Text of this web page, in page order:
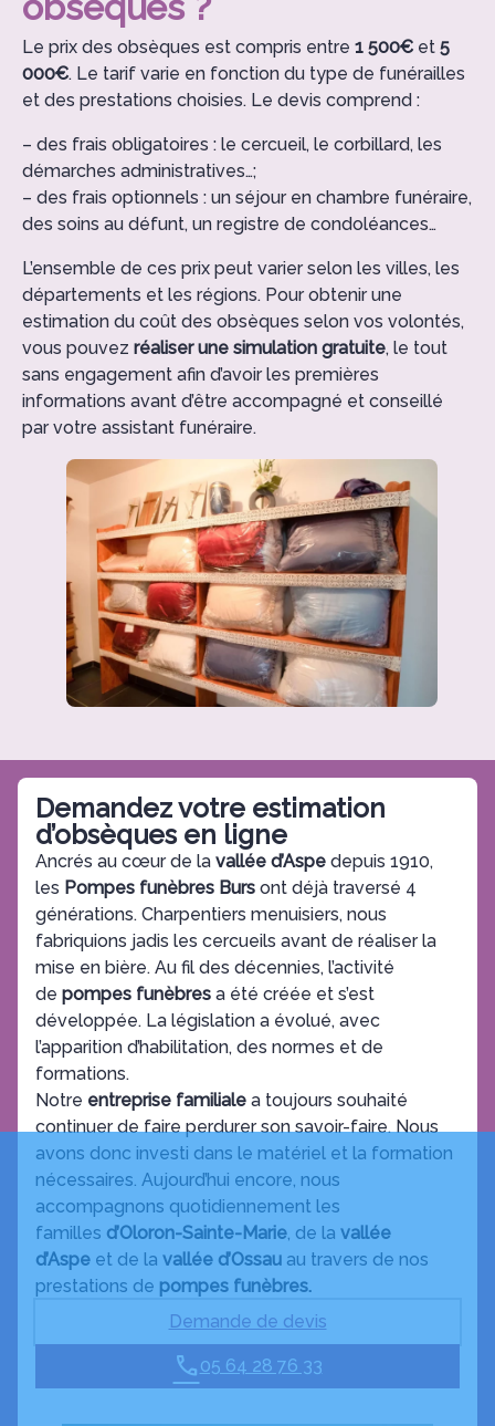
Le prix des obsèques est compris entre 1 500€ et 5
000€. Le tarif varie en fonction du type de funérailles
et des prestations choisies. Le devis comprend :
– des frais obligatoires : le cercueil, le corbillard, les
démarches administratives…;
– des frais optionnels : un séjour en chambre funéraire,
des soins au défunt, un registre de condoléances…
L’ensemble de ces prix peut varier selon les villes, les
départements et les régions. Pour obtenir une
estimation du coût des obsèques selon vos volontés,
vous pouvez réaliser une simulation gratuite, le tout
sans engagement afin d’avoir les premières
informations avant d’être accompagné et conseillé
par votre assistant funéraire.
Demandez votre estimation
d’obsèques en ligne
Ancrés au cœur de la vallée d’Aspe depuis 1910,
les Pompes funèbres Burs ont déjà traversé 4
générations. Charpentiers menuisiers, nous
fabriquions jadis les cercueils avant de réaliser la
mise en bière. Au fil des décennies, l’activité
de pompes funèbres a été créée et s’est
développée. La législation a évolué, avec
l’apparition d’habilitation, des normes et de
formations.
Notre entreprise familiale a toujours souhaité
continuer de faire perdurer son savoir-faire. Nous
avons donc investi dans le matériel et la formation
nécessaires. Aujourd’hui encore, nous
accompagnons quotidiennement les
familles d’Oloron-Sainte-Marie, de la vallée
d’Aspe et de la vallée d’Ossau au travers de nos
prestations de pompes funèbres.
Demande de devis
05 64 28 76 33